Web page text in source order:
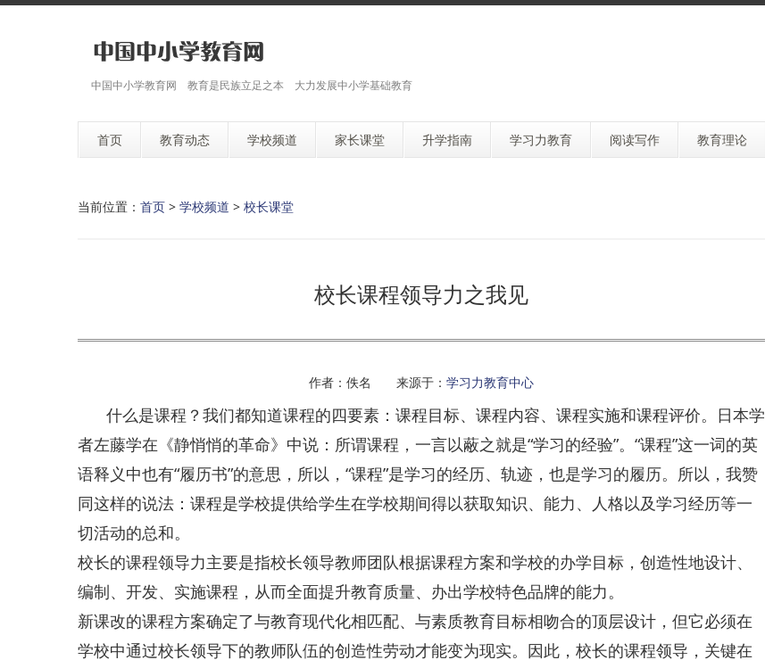
中国中小学教育网 教育是民族立足之本 大力发展中小学基础教育
首页 教育动态 学校频道 家长课堂 升学指南 学习力教育 阅读写作 教育理论
当前位置： 首页 > 学校频道 > 校长课堂
校长课程领导力之我见
作者：佚名 来源于： 学习力教育中心
什么是课程？我们都知道课程的四要素：课程目标、课程内容、课程实施和课程评价。日本学
者左藤学在《静悄悄的革命》中说：所谓课程，一言以蔽之就是“学习的经验”。“课程”这一词的英
语释义中也有“履历书”的意思，所以，“课程”是学习的经历、轨迹，也是学习的履历。所以，我赞
同这样的说法：课程是学校提供给学生在学校期间得以获取知识、能力、人格以及学习经历等一
切活动的总和。
校长的课程领导力主要是指校长领导教师团队根据课程方案和学校的办学目标，创造性地设计、
编制、开发、实施课程，从而全面提升教育质量、办出学校特色品牌的能力。
新课改的课程方案确定了与教育现代化相匹配、与素质教育目标相吻合的顶层设计，但它必须在
学校中通过校长领导下的教师队伍的创造性劳动才能变为现实。因此，校长的课程领导，关键在